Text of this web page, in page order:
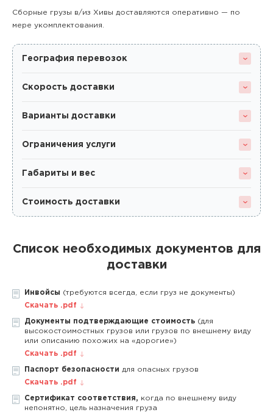
Сборные грузы в/из Хивы доставляются оперативно — по
мере укомплектования.
География перевозок
Скорость доставки
Варианты доставки
Ограничения услуги
Габариты и вес
Стоимость доставки
Список необходимых документов для
доставки
Инвойсы (требуются всегда, если груз не документы)
Скачать .pdf
Документы подтверждающие стоимость (для
высокостоимостных грузов или грузов по внешнему виду
или описанию похожих на «дорогие»)
Скачать .pdf
Паспорт безопасности для опасных грузов
Скачать .pdf
Сертификат соответствия, когда по внешнему виду
непонятно, цель назначения груза